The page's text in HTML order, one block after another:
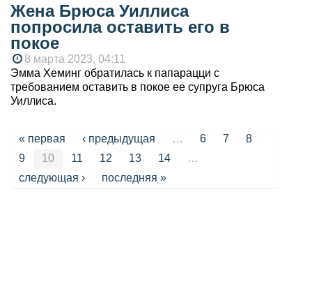
Жена Брюса Уиллиса
попросила оставить его в
покое
8 марта 2023, 04:11
Эмма Хеминг обратилась к папарацци с
требованием оставить в покое ее супруга Брюса
Уиллиса.
Страницы
« первая ‹ предыдущая … 6 7
8
9
10 11 12 13 14
…
следующая ›
последняя »